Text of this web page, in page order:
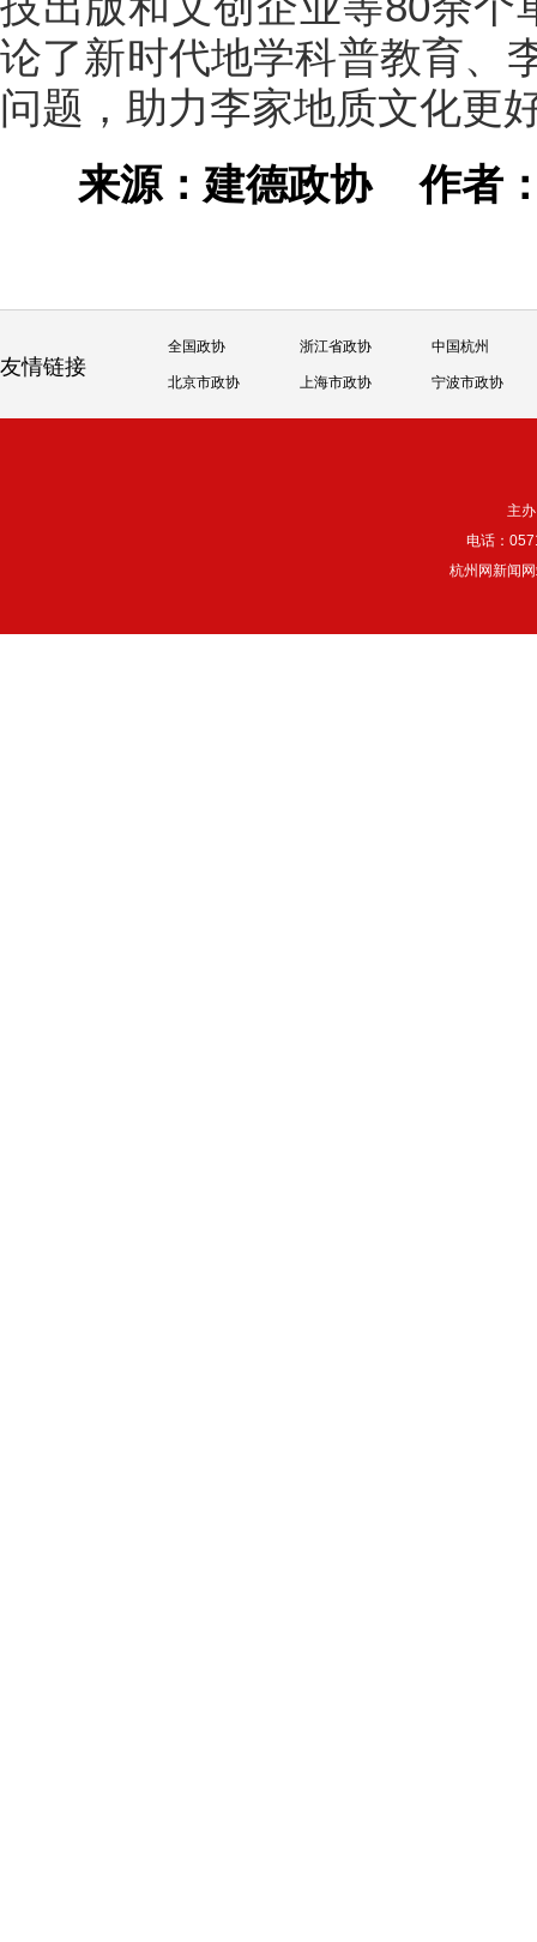
论了新时代地学科普教育、
问题，助力李家地质文化更
来源：建德政协作者
友情链接
全国政协 浙江省政协 中国杭州
北京市政协 上海市政协 宁波市政协
主
电话：
杭州网新闻